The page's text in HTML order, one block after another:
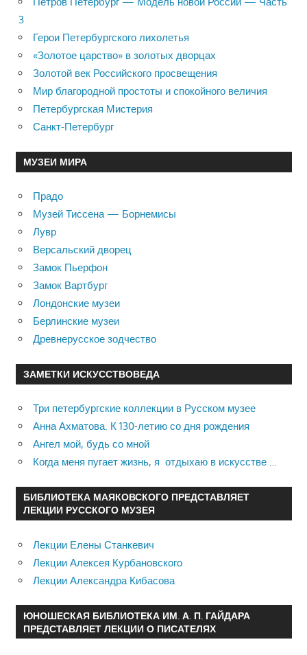
3
Герои Петербургского лихолетья
«Золотое царство» в золотых дворцах
Золотой век Российского просвещения
Мир благородной простоты и спокойного величия
Петербургская Мистерия
Санкт-Петербург
МУЗЕИ МИРА
Прадо
Музей Тиссена — Борнемисы
Лувр
Версальский дворец
Замок Пьерфон
Замок Вартбург
Лондонские музеи
Берлинские музеи
Древнерусское зодчество
ЗАМЕТКИ ИСКУССТВОВЕДА
Три петербургские коллекции в Русском музее
Анна Ахматова. К 130-летию со дня рождения
Ангел мой, будь со мной
Когда меня пугает жизнь, я отдыхаю в искусстве …
БИБЛИОТЕКА МАЯКОВСКОГО ПРЕДСТАВЛЯЕТ
ЛЕКЦИИ РУССКОГО МУЗЕЯ
Лекции Елены Станкевич
Лекции Алексея Курбановского
Лекции Александра Кибасова
ЮНОШЕСКАЯ БИБЛИОТЕКА ИМ. А. П. ГАЙДАРА
ПРЕДСТАВЛЯЕТ ЛЕКЦИИ О ПИСАТЕЛЯХ